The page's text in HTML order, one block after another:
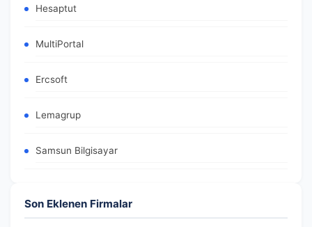
Hesaptut
MultiPortal
Ercsoft
Lemagrup
Samsun Bilgisayar
Son Eklenen Firmalar